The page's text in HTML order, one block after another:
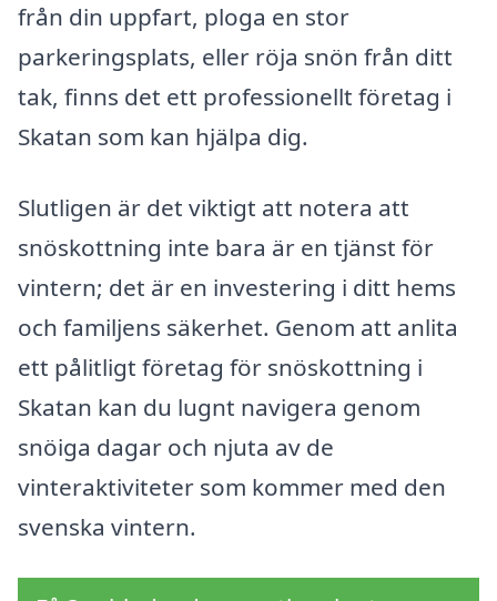
från din uppfart, ploga en stor
parkeringsplats, eller röja snön från ditt
tak, finns det ett professionellt företag i
Skatan som kan hjälpa dig.
Slutligen är det viktigt att notera att
snöskottning inte bara är en tjänst för
vintern; det är en investering i ditt hems
och familjens säkerhet. Genom att anlita
ett pålitligt företag för snöskottning i
Skatan kan du lugnt navigera genom
snöiga dagar och njuta av de
vinteraktiviteter som kommer med den
svenska vintern.